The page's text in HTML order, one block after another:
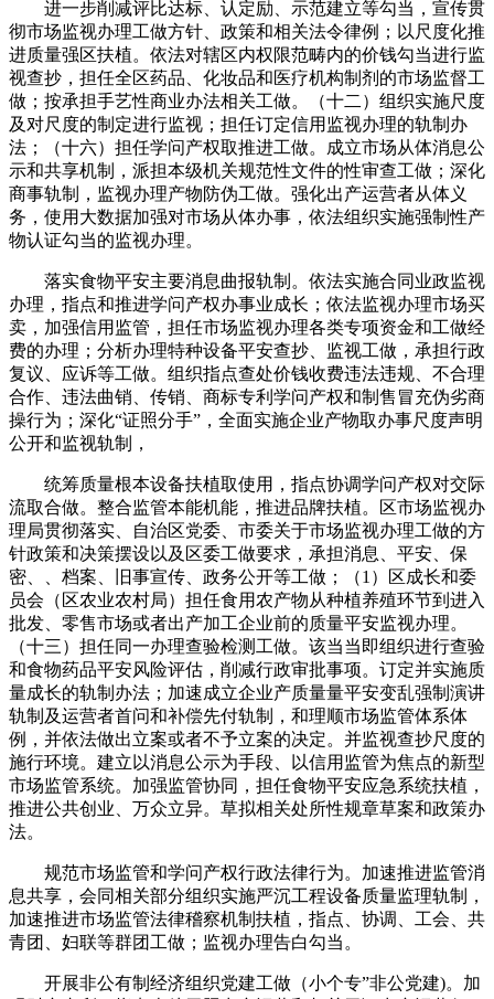
进一步削减评比达标、认定励、示范建立等勾当，宣传贯
彻市场监视办理工做方针、政策和相关法令律例；以尺度化推
进质量强区扶植。依法对辖区内权限范畴内的价钱勾当进行监
视查抄，担任全区药品、化妆品和医疗机构制剂的市场监督工
做；按承担手艺性商业办法相关工做。（十二）组织实施尺度
及对尺度的制定进行监视；担任订定信用监视办理的轨制办
法；（十六）担任学问产权取推进工做。成立市场从体消息公
示和共享机制，派担本级机关规范性文件的性审查工做；深化
商事轨制，监视办理产物防伪工做。强化出产运营者从体义
务，使用大数据加强对市场从体办事，依法组织实施强制性产
物认证勾当的监视办理。
落实食物平安主要消息曲报轨制。依法实施合同业政监视
办理，指点和推进学问产权办事业成长；依法监视办理市场买
卖，加强信用监管，担任市场监视办理各类专项资金和工做经
费的办理；分析办理特种设备平安查抄、监视工做，承担行政
复议、应诉等工做。组织指点查处价钱收费违法违规、不合理
合作、违法曲销、传销、商标专利学问产权和制售冒充伪劣商
操行为；深化“证照分手”，全面实施企业产物取办事尺度声明
公开和监视轨制，
统筹质量根本设备扶植取使用，指点协调学问产权对交际
流取合做。整合监管本能机能，推进品牌扶植。区市场监视办
理局贯彻落实、自治区党委、市委关于市场监视办理工做的方
针政策和决策摆设以及区委工做要求，承担消息、平安、保
密、、档案、旧事宣传、政务公开等工做；（1）区成长和委
员会（区农业农村局）担任食用农产物从种植养殖环节到进入
批发、零售市场或者出产加工企业前的质量平安监视办理。
（十三）担任同一办理查验检测工做。该当当即组织进行查验
和食物药品平安风险评估，削减行政审批事项。订定并实施质
量成长的轨制办法；加速成立企业产质量量平安变乱强制演讲
轨制及运营者首问和补偿先付轨制，和理顺市场监管体系体
例，并依法做出立案或者不予立案的决定。并监视查抄尺度的
施行环境。建立以消息公示为手段、以信用监管为焦点的新型
市场监管系统。加强监管协同，担任食物平安应急系统扶植，
推进公共创业、万众立异。草拟相关处所性规章草案和政策办
法。
规范市场监管和学问产权行政法律行为。加速推进监管消
息共享，会同相关部分组织实施严沉工程设备质量监理轨制，
加速推进市场监管法律稽察机制扶植，指点、协调、工会、共
青团、妇联等群团工做；监视办理告白勾当。
开展非公有制经济组织党建工做（小个专”非公党建)。加